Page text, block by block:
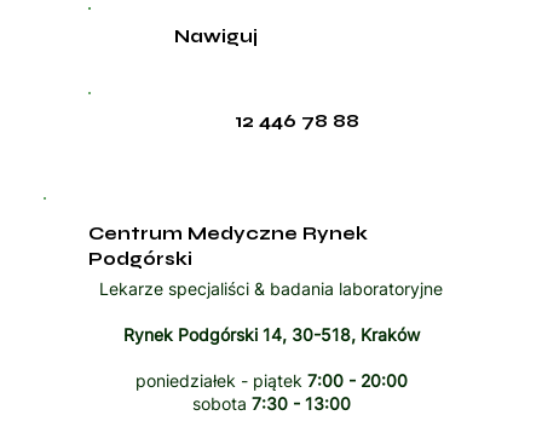
12 446 78 88
Nawiguj
Centrum Medyczne Rynek
Podgórski
Lekarze specjaliści & badania laboratoryjne
Rynek Podgórski 14, 30-518, Kraków
poniedziałek - piątek 7:00 - 20:00
sobota 7:30 - 13:00